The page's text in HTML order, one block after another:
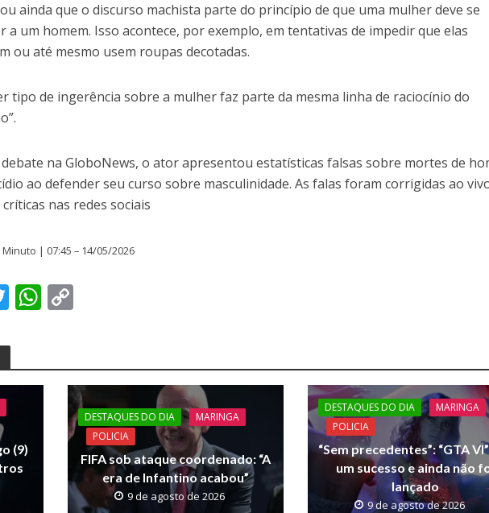
ainda que o discurso machista parte do princípio de que uma mulher deve se
a um homem. Isso acontece, por exemplo, em tentativas de impedir que elas
ou até mesmo usem roupas decotadas.
tipo de ingerência sobre a mulher faz parte da mesma linha de raciocínio do
na GloboNews, o ator apresentou estatísticas falsas sobre mortes de
ao defender seu curso sobre masculinidade. As falas foram corrigidas ao
nas redes sociais
| 07:45 – 14/05/2026
T
itt
er
W
s y
Li
n
k
(9)
DESTAQUES DO DIA
MARINGA
POLICIA
FIFA sob ataque coordenado: “A
era de Infantino acabou”
9 de agosto de 2026
DESTAQUES DO DIA
MARINGA
POLICIA
“Sem precedentes”: “GTA
um sucesso e ainda não
lançado
9 de agosto de 2026